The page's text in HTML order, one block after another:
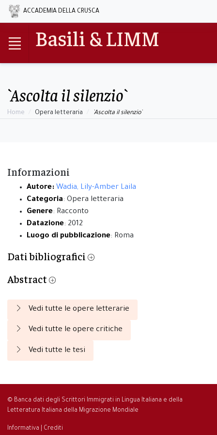
ACCADEMIA DELLA CRUSCA
Basili & LIMM
`Ascolta il silenzio`
Home Opera letteraria `Ascolta il silenzio`
Informazioni
Autore: Wadia, Lily-Amber Laila
Categoria: Opera letteraria
Genere: Racconto
Datazione: 2012
Luogo di pubblicazione: Roma
Dati bibliografici
Abstract
Vedi tutte le opere letterarie
Vedi tutte le opere critiche
Vedi tutte le tesi
© Banca dati degli Scrittori Immigrati in Lingua Italiana e della
Letteratura Italiana della Migrazione Mondiale
Informativa Crediti